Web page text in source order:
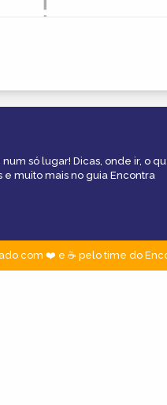
só lugar! Dicas, onde ir, o
muito mais no guia Encontra
com ❤️ e ☕ pelo time do